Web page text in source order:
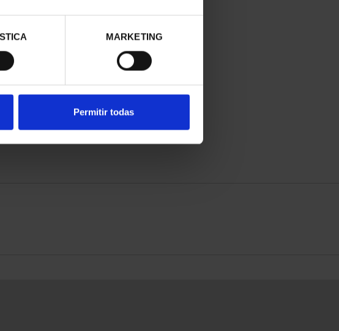
MARKETING
Permitir todas